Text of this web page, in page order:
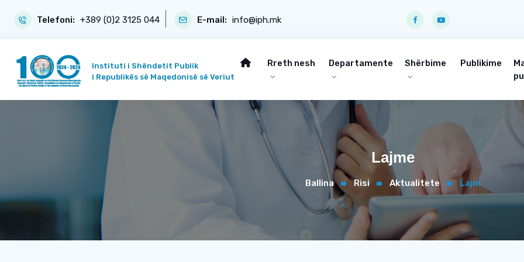
Telefoni: +389 (0)2 3125 044 E-mail: info@iph.mk
Instituti i Shëndetit Publik
i Republikës së Maqedonisë së Veriut
Rreth nesh Departamente Shërbime Publikime
Lajme
Ballina Risi Aktualitete Lajm